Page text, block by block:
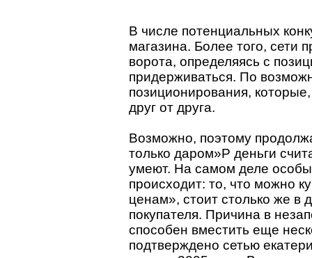
В числе потенциальных
магазина. Более того, сети
ворота, определяясь с
придерживаться. По
позиционирования,
друг от друга.
Возможно, поэтому
только даром»P деньги
умеют. На самом деле
происходит: то, что можно
ценам», стоит столько же в
покупателя. Причина в
способен вместить еще
подтверждено сетью